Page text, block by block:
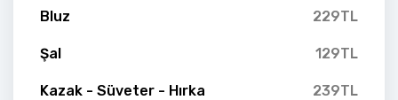
Bluz 229TL
Şal 129TL
Kazak - Süveter - Hırka 239TL